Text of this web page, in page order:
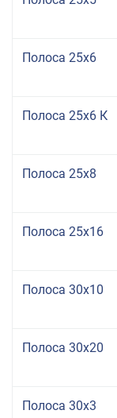
Полоса 25x6
Полоса 25x6 К
Полоса 25x8
Полоса 25x16
Полоса 30x10
Полоса 30x20
Полоса 30x3